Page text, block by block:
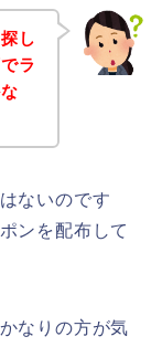
し
ラ
ないのです
ンを配布して
なりの方が気